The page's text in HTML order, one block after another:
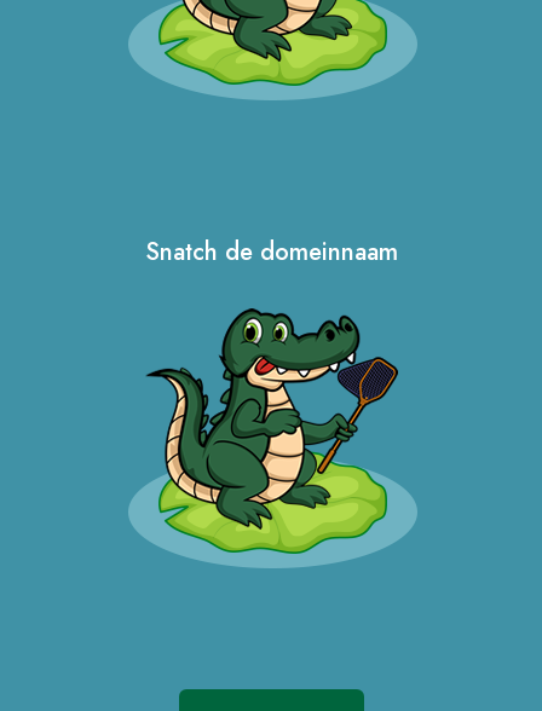
Snatch de domeinnaam